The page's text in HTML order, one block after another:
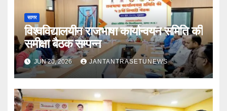
सागर
विश्वविद्यालयीन राजभाषा कार्यान्वयन समिति की
समीक्षा बैठक सम्पन्न
JUN 20, 2026 JANTANTRASETUNEWS